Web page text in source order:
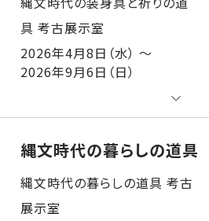
2026年4月8日（水） ～
2026年9月6日（日）
縄文時代の暮らしの道具
縄文時代の暮らしの道具 考古展示室